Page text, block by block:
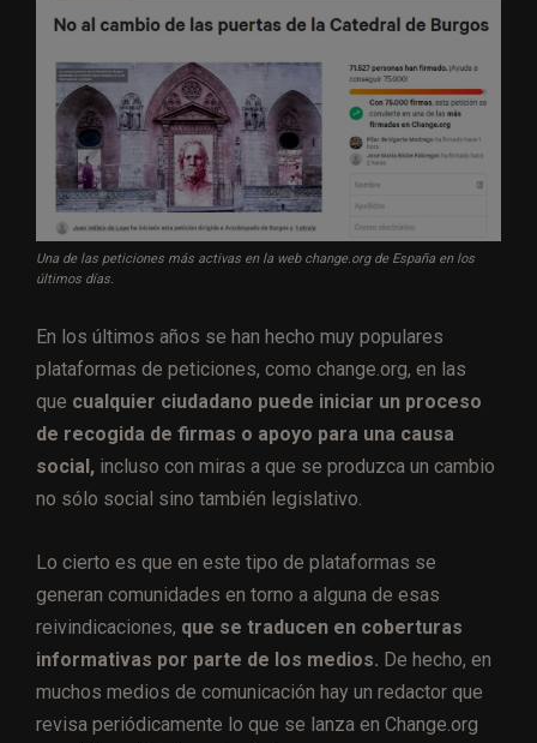
Una de las peticiones más activas en la web change.org de España en los
últimos días.
En los últimos años se han hecho muy populares
plataformas de peticiones, como change.org, en las
que cualquier ciudadano puede iniciar un proceso
de recogida de firmas o apoyo para una causa
social, incluso con miras a que se produzca un cambio
no sólo social sino también legislativo.
Lo cierto es que en este tipo de plataformas se
generan comunidades en torno a alguna de esas
reivindicaciones, que se traducen en coberturas
informativas por parte de los medios. De hecho, en
muchos medios de comunicación hay un redactor que
revisa periódicamente lo que se lanza en Change.org